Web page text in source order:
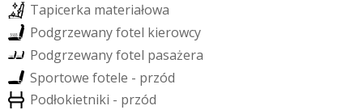
Tapicerka materiałowa
Podgrzewanyfotel kierowcy
Podgrzewanyfotel pasażera
Sportowe fotele - przód
Podłokietniki - przód